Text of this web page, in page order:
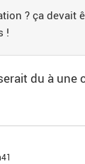
? ça devait
!
du à une